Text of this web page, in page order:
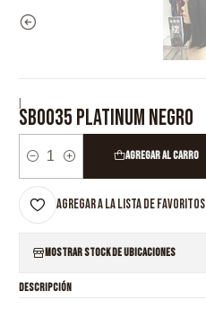
|
SB0035 PLATINUM NEGRO
Cantidad
Agregar al Carro
Agregar a la lista de favoritos
Mostrar stock de ubicaciones
DESCRIPCIÓN